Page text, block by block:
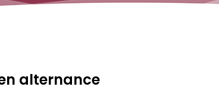
alternance